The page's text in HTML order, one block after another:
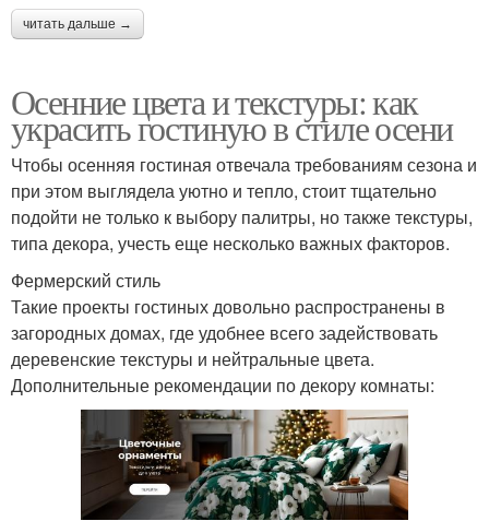
читать дальше →
Осенние цвета и текстуры: как
украсить гостиную в стиле осени
Чтобы осенняя гостиная отвечала требованиям сезона и
при этом выглядела уютно и тепло, стоит тщательно
подойти не только к выбору палитры, но также текстуры,
типа декора, учесть еще несколько важных факторов.
Фермерский стиль
Такие проекты гостиных довольно распространены в
загородных домах, где удобнее всего задействовать
деревенские текстуры и нейтральные цвета.
Дополнительные рекомендации по декору комнаты: